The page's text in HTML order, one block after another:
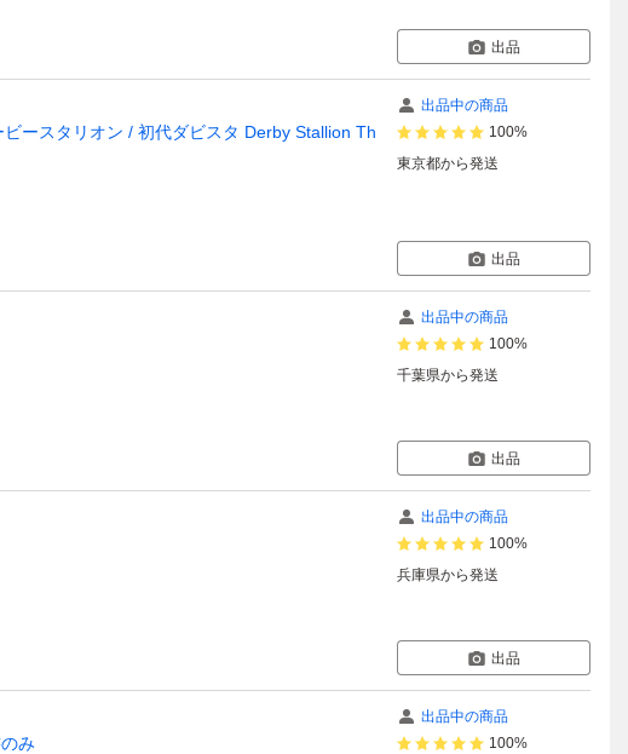
出品
ースタリオン / 初代ダビスタ Derby Stallion Th
出品中の商品
100%
東京都から発送
出品
出品中の商品
100%
千葉県から発送
出品
出品中の商品
100%
兵庫県から発送
出品
み
出品中の商品
100%